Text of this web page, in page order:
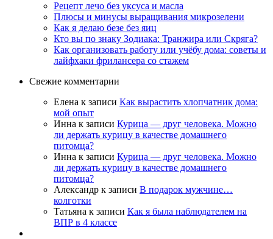
Рецепт лечо без уксуса и масла
Плюсы и минусы выращивания микрозелени
Как я делаю безе без яиц
Кто вы по знаку Зодиака: Транжира или Скряга?
Как организовать работу или учёбу дома: советы и
лайфхаки фрилансера со стажем
Свежие комментарии
Елена к записи Как вырастить хлопчатник дома:
мой опыт
Инна к записи Курица — друг человека. Можно
ли держать курицу в качестве домашнего
питомца?
Инна к записи Курица — друг человека. Можно
ли держать курицу в качестве домашнего
питомца?
Александр к записи В подарок мужчине…
колготки
Татьяна к записи Как я была наблюдателем на
ВПР в 4 классе